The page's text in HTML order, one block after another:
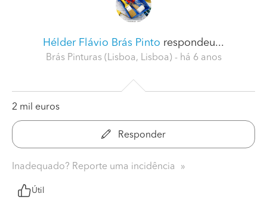
Hélder Flávio Brás Pinto respondeu...
Brás Pinturas (Lisboa, Lisboa) - há 6 anos
2 mil euros
Responder
Inadequado? Reporte uma incidência
Útil